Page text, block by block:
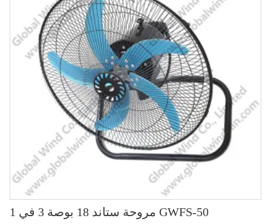
مروحة ستاند 18 بوصة 3 في 1 GWFS-50